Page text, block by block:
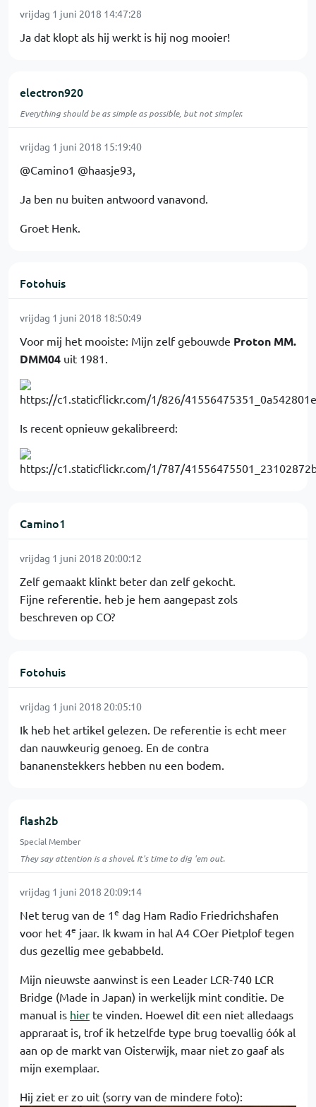
vrijdag 1 juni 2018 14:47:28
Ja dat klopt als hij werkt is hij nog mooier!
electron920
Everything should be as simple as possible, but not simpler.
vrijdag 1 juni 2018 15:19:40
@Camino1 @haasje93,
Ja ben nu buiten antwoord vanavond.
Groet Henk.
Fotohuis
vrijdag 1 juni 2018 18:50:49
Voor mij het mooiste: Mijn zelf gebouwde Proton MM.
DMM04 uit 1981.
Is recent opnieuw gekalibreerd:
Camino1
vrijdag 1 juni 2018 20:00:12
Zelf gemaakt klinkt beter dan zelf gekocht.
Fijne referentie. heb je hem aangepast zols
beschreven op CO?
Fotohuis
vrijdag 1 juni 2018 20:05:10
Ik heb het artikel gelezen. De referentie is echt meer
dan nauwkeurig genoeg. En de contra
bananenstekkers hebben nu een bodem.
flash2b
Special Member
They say attention is a shovel. It's time to dig 'em out.
vrijdag 1 juni 2018 20:09:14
Net terug van de 1e dag Ham Radio Friedrichshafen
voor het 4e jaar. Ik kwam in hal A4 COer Pietplof tegen
dus gezellig mee gebabbeld.
Mijn nieuwste aanwinst is een Leader LCR-740 LCR
Bridge (Made in Japan) in werkelijk mint conditie. De
manual is hier te vinden. Hoewel dit een niet alledaags
appraraat is, trof ik hetzelfde type brug toevallig óók al
aan op de markt van Oisterwijk, maar niet zo gaaf als
mijn exemplaar.
Hij ziet er zo uit (sorry van de mindere foto):